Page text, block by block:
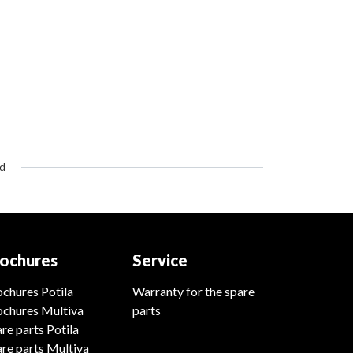
Potila
Multiva
parts Potila
parts Multiva
Service
Warranty for the spare
parts